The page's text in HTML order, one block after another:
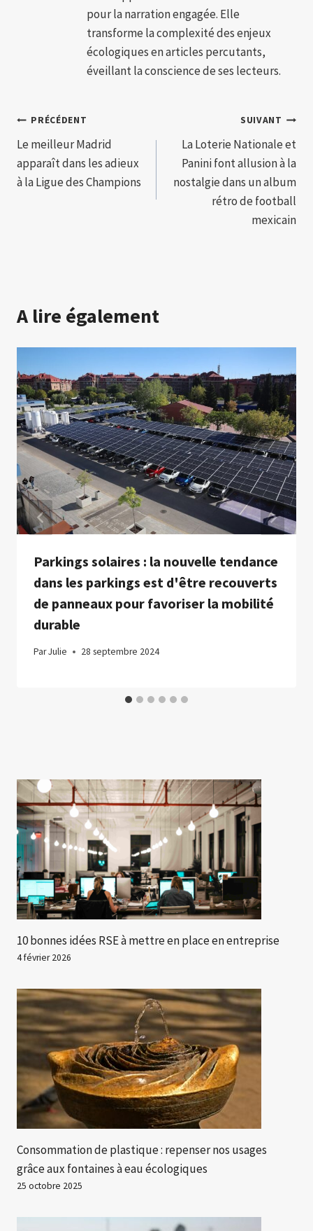
pour la narration engagée. Elle
transforme la complexité des enjeux
écologiques en articles percutants,
éveillant la conscience de ses lecteurs.
Navigation
de
l’article
PRÉCÉDENT
Le meilleur Madrid
apparaît dans les adieux
à la Ligue des Champions
SUIVANT
La Loterie Nationale et
Panini font allusion à la
nostalgie dans un album
rétro de football
mexicain
A lire également
Parkings solaires : la nouvelle tendance
dans les parkings est d'être recouverts
de panneaux pour favoriser la mobilité
durable
ParJulie 28 septembre 2024
10 bonnes idées RSE à mettre en place en entreprise
4 février 2026
Consommation de plastique : repenser nos usages
grâce aux fontaines à eau écologiques
25 octobre 2025